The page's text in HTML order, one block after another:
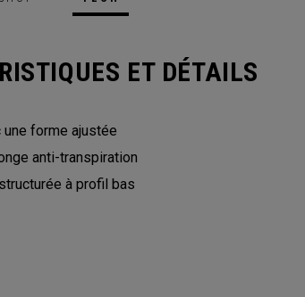
ET DÉTAILS
une forme ajustée
anti-transpiration
à profil bas